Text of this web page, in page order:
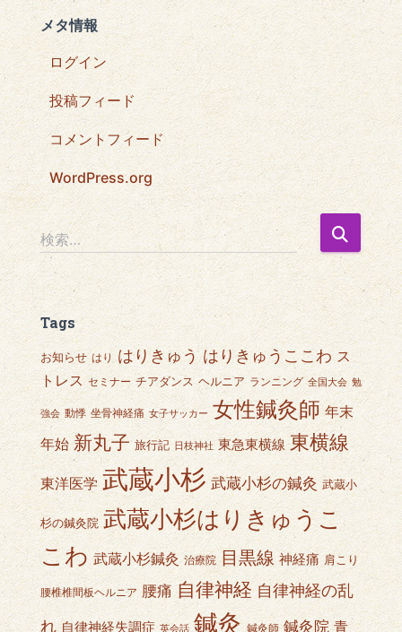
メタ情報
ログイン
投稿フィード
コメントフィード
WordPress.org
検
索
:
検索…
Tags
お知らせ はり はりきゅう はりきゅうここわ ス
トレス セミナー チアダンス ヘルニア ランニング 全国大会 勉
強会 動悸 坐骨神経痛 女子サッカー 女性鍼灸師 年末
年始 新丸子 旅行記 日枝神社 東急東横線 東横線
東洋医学 武蔵小杉 武蔵小杉の鍼灸 武蔵小
杉の鍼灸院 武蔵小杉はりきゅうこ
こわ 武蔵小杉鍼灸 治療院 目黒線 神経痛 肩こり
腰椎椎間板ヘルニア 腰痛 自律神経 自律神経の乱
れ 自律神経失調症 英会話 鍼灸 鍼灸師 鍼灸院 青